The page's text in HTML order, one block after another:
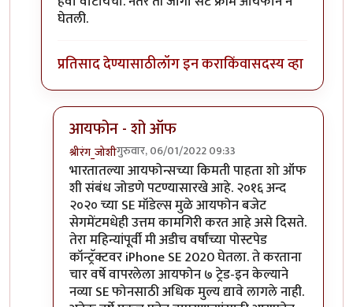
घेतली.
प्रतिसाद देण्यासाठीलॉग इन कराकिंवासदस्य व्हा
आयफोन - शो ऑफ
श्रीरंग_जोशीगुरुवार, 06/01/2022 09:33
In reply toमोटो एज 20byबापूसाहेब
भारतातल्या आयफोन्सच्या किमती पाहता शो ऑफ
शी संबंध जोडणे पटण्यासारखे आहे. २०१६ अन्द
२०२० च्या SE मॉडेल्स मुळे आयफोन बजेट
सेगमेंटमधेही उत्तम कामगिरी करत आहे असे दिसते.
तेरा महिन्यांपूर्वी मी अडीच वर्षांच्या पोस्टपेड
कॉन्ट्रॅक्टवर iPhone SE 2020 घेतला. ते करताना
चार वर्षे वापरलेला आयफोन ७ ट्रेड-इन केल्याने
नव्या SE फोनसाठी अधिक मुल्य द्यावे लागले नाही.